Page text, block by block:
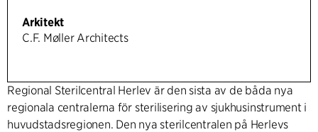
Arkitekt
C.F. Møller Architects
Regional Sterilcentral Herlev är den sista av de båda nya
regionala centralerna för sterilisering av sjukhusinstrument i
huvudstadsregionen. Den nya sterilcentralen på Herlevs